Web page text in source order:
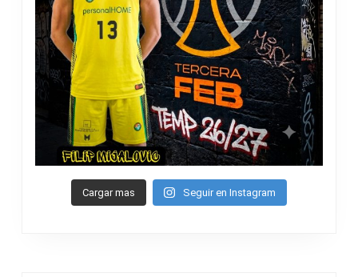
Cargar mas Seguir en Instagram